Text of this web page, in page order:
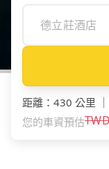
距離 ： 430 公里
您的車資預估